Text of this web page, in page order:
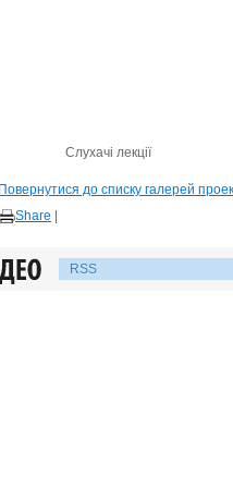
Слухачі лекції
Повернутися до списку галерей
Share
RSS